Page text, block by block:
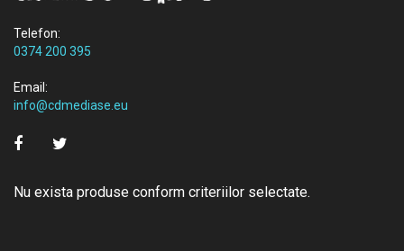
Telefon:
0374 200 395
Email:
info@cdmediase.eu
Nu exista produse conform criteriilor selectate.